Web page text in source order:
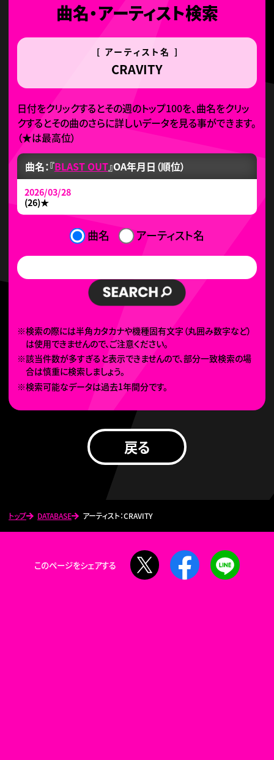
トップ DATABASE アーティスト：CRAVITY
曲名・アーティスト検索
[ アーティスト名 ]
CRAVITY
日付をクリックするとその週のトップ100を、曲名をクリッ
クするとその曲のさらに詳しいデータを見る事ができます。
（★は最高位）
曲名：『BLAST OUT』OA年月日（順位）
2026/03/28
(26)★
曲名 アーティスト名
※検索の際には半角カタカナや機種固有文字（丸囲み数字など）
は使用できませんので、ご注意ください。
※該当件数が多すぎると表示できませんので、部分一致検索の場
合は慎重に検索しましょう。
※検索可能なデータは過去1年間分です。
戻る
このページをシェアする
Facebook